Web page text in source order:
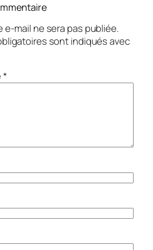
e-mail ne sera pas publiée.
sont indiqués avec
*